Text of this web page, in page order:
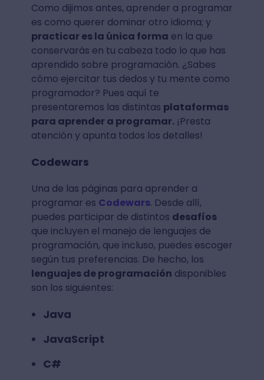
Como dijimos antes, aprender a programar
es como querer dominar otro idioma; y
practicar es la única forma en la que
conservarás en tu cabeza todo lo que has
aprendido sobre programación. ¿Sabes
cómo ejercitar tus dedos y tu mente como
programador? Pues aquí te
presentaremos las distintas plataformas
para aprender a programar.¡Presta
atención y apunta todos los detalles!
Codewars
Una de las páginas para aprender a
programar es Codewars. Desde allí,
puedes participar de distintos desafíos
que incluyen el manejo de lenguajes de
programación, que incluso, puedes escoger
según tus preferencias. De hecho, los
lenguajes de programación disponibles
son los siguientes:
Java
JavaScript
C#